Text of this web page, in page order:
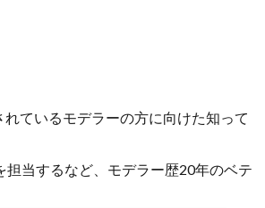
ているモデラーの方に向けた知って
当するなど、モデラー歴20年のベテ